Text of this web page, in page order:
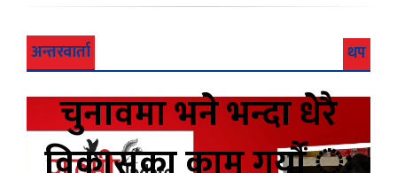
अन्तरवार्ता थप
चुनावमा भने भन्दा धेरै